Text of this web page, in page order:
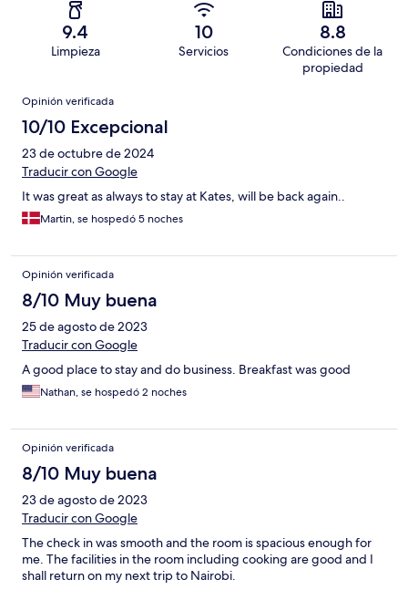
9.4
Limpieza
10
Servicios
8.8
Condiciones de la
propiedad
Opiniones
Opinión verificada
10/10 Excepcional
23 de octubre de 2024
Traducir con Google
It was great as always to stay at Kates, will be back again..
Martin, se hospedó 5 noches
Opinión verificada
8/10 Muy buena
25 de agosto de 2023
Traducir con Google
A good place to stay and do business. Breakfast was good
Nathan, se hospedó 2 noches
Opinión verificada
8/10 Muy buena
23 de agosto de 2023
Traducir con Google
The check in was smooth and the room is spacious enough for
me. The facilities in the room including cooking are good and I
shall return on my next trip to Nairobi.